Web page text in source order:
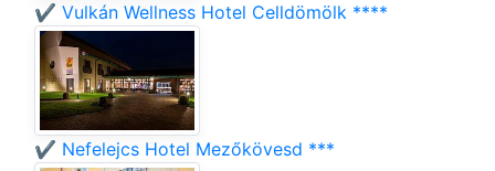
✔️ Vulkán Wellness Hotel Celldömölk ****
✔️ Nefelejcs Hotel Mezőkövesd ***